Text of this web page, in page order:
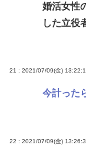
婚活女性
した立役
21 : 2021/07/09(金)
今計った
22 : 2021/07/09(金)